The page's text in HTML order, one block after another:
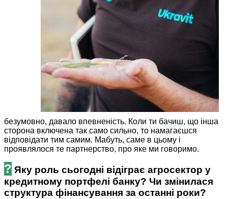
безумовно, давало впевненість. Коли ти бачиш, що інша
сторона включена так само сильно, то намагаєшся
відповідати тим самим. ­Мабуть, саме в цьому і
проявлялося те партнерство, про яке ми говоримо.
? Яку роль сьогодні відіграє агросектор у
кредитному портфелі банку? Чи змінилася
структура фінансування за останні роки?